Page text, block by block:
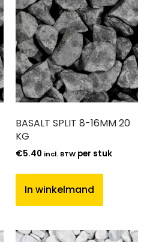
BASALT SPLIT 8-16MM 20
KG
€5.40 incl. BTW per stuk
In winkelmand